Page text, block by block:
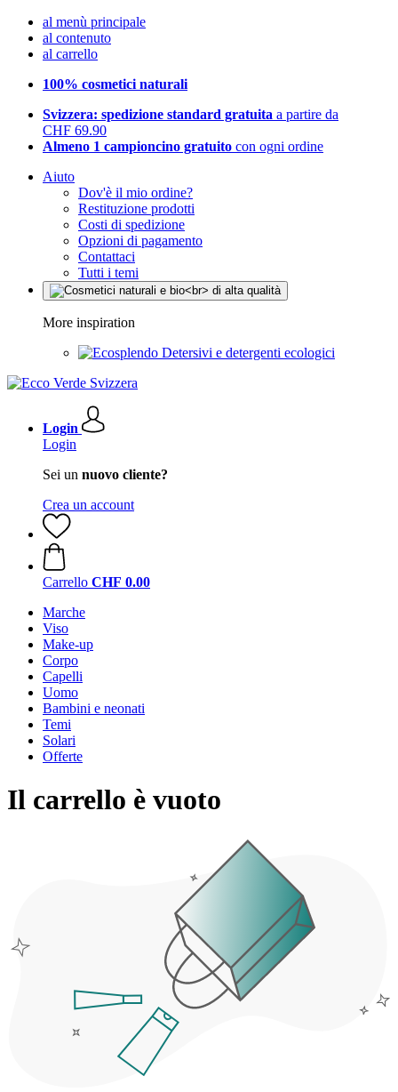
al menù principale
al contenuto
al carrello
100% cosmetici naturali
Svizzera: spedizione standard gratuita a partire da
CHF 69.90
Almeno 1 campioncino gratuito con ogni ordine
Aiuto
Dov'è il mio ordine?
Restituzione prodotti
Costi di spedizione
Opzioni di pagamento
Contattaci
Tutti i temi
More inspiration
Detersivi e detergenti ecologici
Login
Login
Sei un nuovo cliente?
Crea un account
Carrello CHF 0.00
Marche
Viso
Make-up
Corpo
Capelli
Uomo
Bambini e neonati
Temi
Solari
Offerte
Il carrello è vuoto